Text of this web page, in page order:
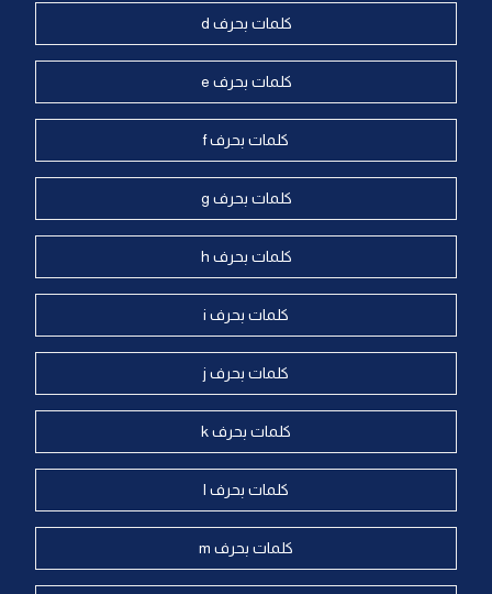
كلمات بحرف d
كلمات بحرف e
كلمات بحرف f
كلمات بحرف g
كلمات بحرف h
كلمات بحرف i
كلمات بحرف j
كلمات بحرف k
كلمات بحرف l
كلمات بحرف m